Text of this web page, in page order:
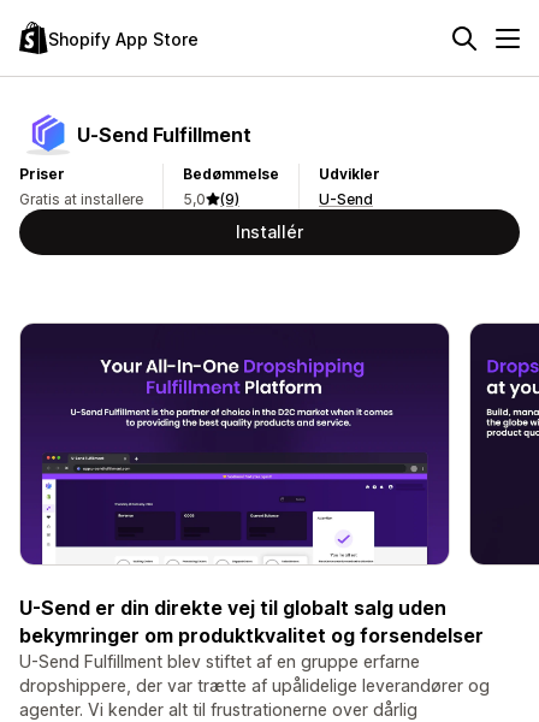
Shopify App Store
U‑Send Fulfillment
Priser
Gratis at installere
Bedømmelse
5,0
(9)
Udvikler
U-Send
Installér
U-Send er din direkte vej til globalt salg uden
bekymringer om produktkvalitet og forsendelser
U-Send Fulfillment blev stiftet af en gruppe erfarne
dropshippere, der var trætte af upålidelige leverandører og
agenter. Vi kender alt til frustrationerne over dårlig